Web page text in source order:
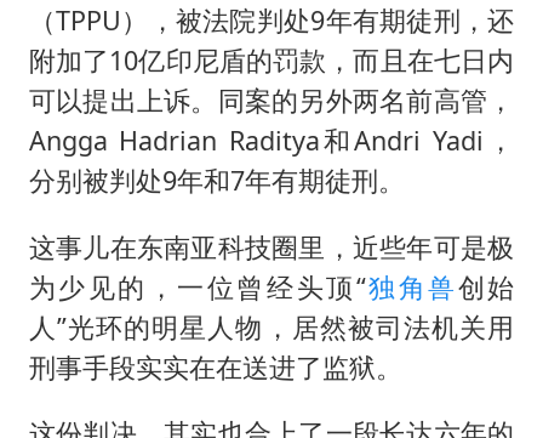
（TPPU），被法院判处9年有期徒刑，还
附加了10亿印尼盾的罚款，而且在七日内
可以提出上诉。同案的另外两名前高管，
Angga Hadrian Raditya和Andri Yadi，
分别被判处9年和7年有期徒刑。
这事儿在东南亚科技圈里，近些年可是极
为少见的，一位曾经头顶“独角兽创始
人”光环的明星人物，居然被司法机关用
刑事手段实实在在送进了监狱。